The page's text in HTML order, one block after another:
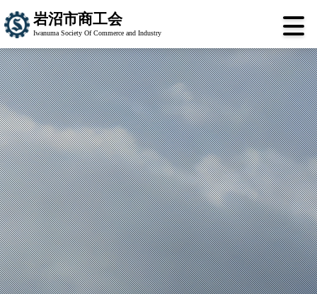
岩沼市商工会
Iwanuma Society Of Commerce and Industry